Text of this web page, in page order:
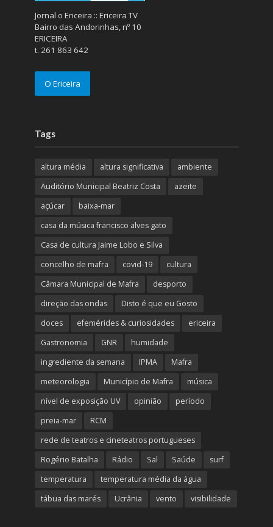
Jornal o Ericeira :: Ericeira TV
Bairro das Andorinhas, nº 10
ERICEIRA
t. 261 863 642
O Ericeira
Tags
altura média altura significativa
ambiente
Auditório Municipal Beatriz Costa
azeite
açúcar
baixa-mar
casa da música francisco alves gato
Casa de cultura Jaime Lobo e Silva
concelho de mafra
covid-19
cultura
Câmara Municipal de Mafra
desporto
direção das ondas
Disto é que eu Gosto
doces
efemérides & curiosidades
ericeira
Gastronomia
GNR
humidade
ingrediente da semana
IPMA
Mafra
meteorologia
Município de Mafra
música
nível de exposição UV
opinião
período
preia-mar
RCM
rede de teatros e cineteatros portugueses
Rogério Batalha
Rádio Sal Saúde
surf
temperatura
temperatura média da água
tábua das marés
Ucrânia vento visibilidade